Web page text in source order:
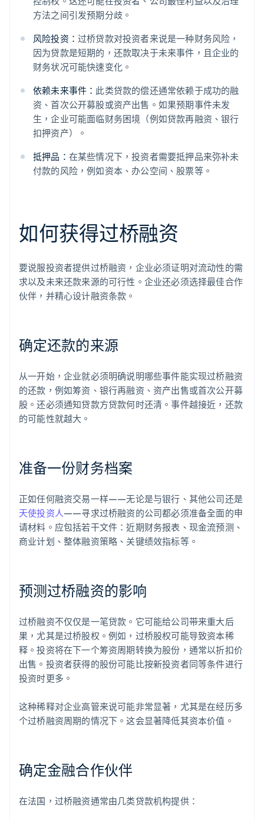
方法之间引发预期分歧。
风险投资： 过桥贷款对投资者来说是一种财务风险，
因为贷款是短期的，还款取决于未来事件，且企业的
财务状况可能快速变化。
依赖未来事件： 此类贷款的偿还通常依赖于成功的融
资、首次公开募股或资产出售。如果预期事件未发
生，企业可能面临财务困境（例如贷款再融资、银行
扣押资产）。
抵押品： 在某些情况下，投资者需要抵押品来弥补未
付款的风险，例如资本、办公空间、股票等。
如何获得过桥融资
要说服投资者提供过桥融资，企业必须证明对流动性的需
求以及未来还款来源的可行性。企业还必须选择最佳合作
伙伴，并精心设计融资条款。
确定还款的来源
从一开始，企业就必须明确说明哪些事件能实现过桥融资
的还款，例如筹资、银行再融资、资产出售或首次公开募
股。还必须通知贷款方贷款何时还清。事件越接近，还款
的可能性就越大。
准备一份财务档案
正如任何融资交易一样——无论是与银行、其他公司还是
天使投资人——寻求过桥融资的公司都必须准备全面的申
请材料。应包括若干文件：近期财务报表、现金流预测、
商业计划、整体融资策略、关键绩效指标等。
预测过桥融资的影响
过桥融资不仅仅是一笔贷款。它可能给公司带来重大后
果，尤其是过桥股权。例如，过桥股权可能导致资本稀
释。投资将在下一个筹资周期转换为股份，通常以折扣价
出售。投资者获得的股份可能比按新投资者同等条件进行
投资时更多。
这种稀释对企业高管来说可能非常显著，尤其是在经历多
个过桥融资周期的情况下。这会显著降低其资本价值。
确定金融合作伙伴
在法国，过桥融资通常由几类贷款机构提供：